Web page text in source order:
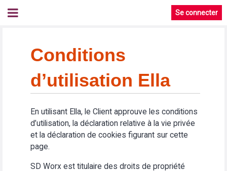
Se connecter
Conditions
d’utilisation Ella
En utilisant Ella, le Client approuve les conditions
d’utilisation, la déclaration relative à la vie privée
et la déclaration de cookies figurant sur cette
page.
SD Worx est titulaire des droits de propriété